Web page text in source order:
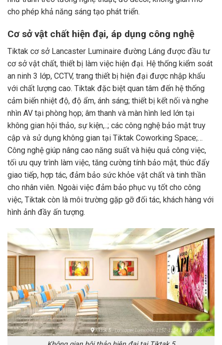
cho phép khả năng sáng tạo phát triển.
Cơ sở vật chất hiện đại, áp dụng công nghệ
Tiktak cơ sở Lancaster Luminaire đường Láng được đầu tư
cơ sở vật chất, thiết bị làm việc hiện đại. Hệ thống kiểm soát
an ninh 3 lớp, CCTV, trang thiết bị hiện đại được nhập khẩu
với chất lượng cao. Tiktak đặc biệt quan tâm đến hệ thống
cảm biến nhiệt độ, độ ẩm, ánh sáng; thiết bị kết nối và nghe
nhìn AV tại phòng họp; âm thanh và màn hình led lớn tại
không gian hội thảo, sự kiện,..; các công nghệ bảo mật truy
cập và sử dụng không gian tại Tiktak Coworking Space;…
Công nghệ giúp nâng cao năng suất và hiệu quả công việc,
tối ưu quy trình làm việc, tăng cường tính bảo mật, thúc đẩy
giao tiếp, hợp tác, đảm bảo sức khỏe vật chất và tinh thần
cho nhân viên. Ngoài việc đảm bảo phục vụ tốt cho công
việc, Tiktak còn là môi trường gặp gỡ đối tác, khách hàng với
hình ảnh đầy ấn tượng.